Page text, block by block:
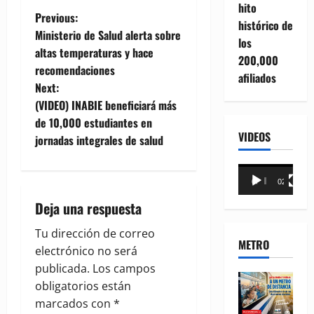
P
o
s
t
n
v
i
g
a
Previous:
Ministerio de Salud alerta sobre
altas temperaturas y hace
recomendaciones
Next:
(VIDEO) INABIE beneficiará más
de 10,000 estudiantes en
jornadas integrales de salud
Deja una respuesta
Tu dirección de correo
electrónico no será
publicada. Los campos
obligatorios están
marcados con *
hito
histórico de
los
200,000
afiliados
VIDEOS
Reproductor
00:00 02:18
METRO